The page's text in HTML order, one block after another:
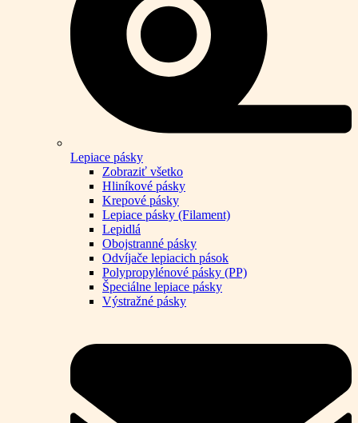
Lepiace pásky
Zobraziť všetko
Hliníkové pásky
Krepové pásky
Lepiace pásky (Filament)
Lepidlá
Obojstranné pásky
Odvíjače lepiacich pások
Polypropylénové pásky (PP)
Špeciálne lepiace pásky
Výstražné pásky